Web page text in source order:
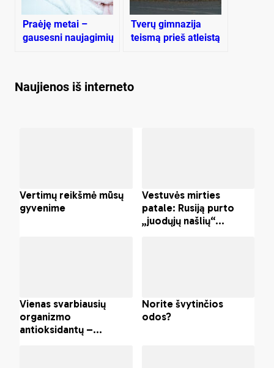
Praėję metai –
gausesni naujagimių
Tve­rų gim­na­zi­ja
teis­mą prieš at­leis­tą
Naujienos iš interneto